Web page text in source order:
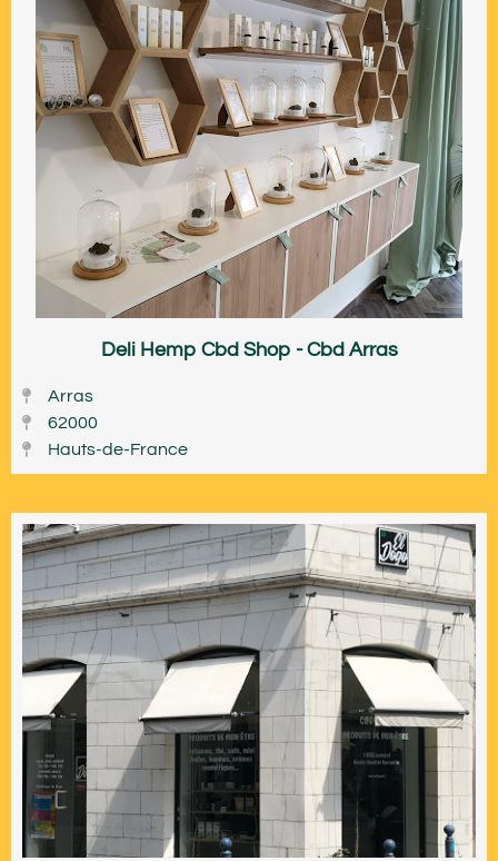
Deli Hemp Cbd Shop - Cbd Arras
Arras
62000
Hauts-de-France